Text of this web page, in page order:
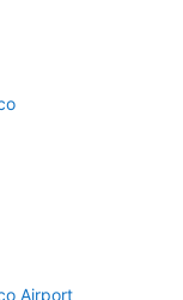
Airport